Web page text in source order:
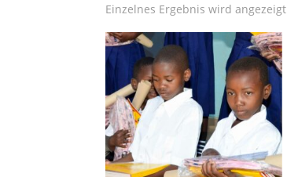
Einzelnes Ergebnis wird angezeigt